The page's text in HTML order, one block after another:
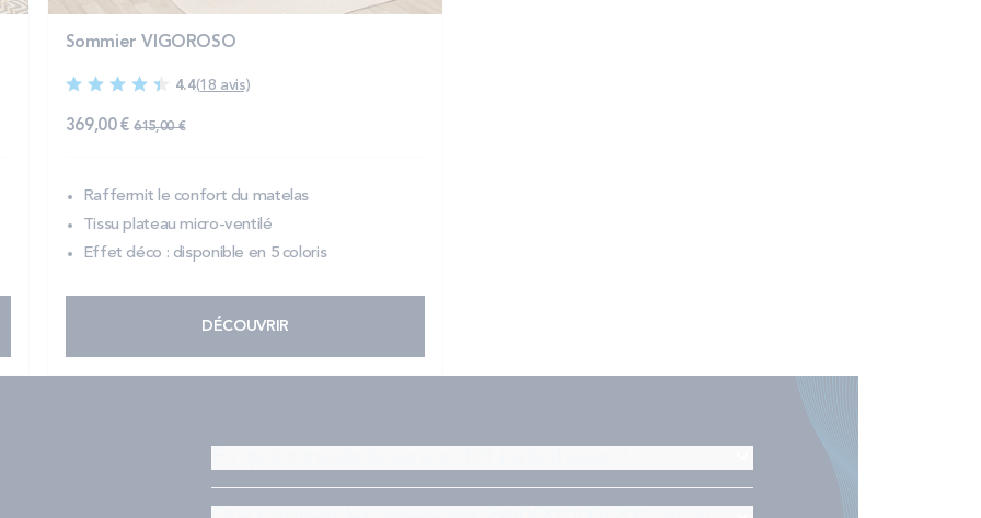
Sommier VIGOROSO
4.4(18 avis)
369,00 € 615,00 €
Raffermit le confort du matelas
Tissu plateau micro-ventilé
Effet déco : disponible en 5 coloris
DÉCOUVRIR